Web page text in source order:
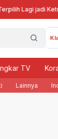
Lagi jadi Ketua,
TV
Lainnya